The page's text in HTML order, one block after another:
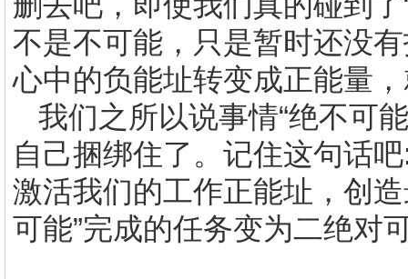
不是不可能，只是暂时还没
心中的负能址转变成正能量，
我们之所以说事情“绝不可
自己捆绑住了。记住这句话吧
激活我们的工作正能址，创
可能”完成的任务变为二绝对